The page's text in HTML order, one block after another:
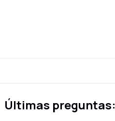
Últimas preguntas: